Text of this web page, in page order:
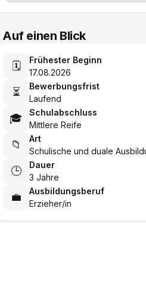
Auf einen Blick
🗓️
Frühester Beginn
17.08.2026
⏳
Bewerbungsfrist
Laufend
🎓
Schulabschluss
Mittlere Reife
📁
Art
Schulische und duale
🕒
Dauer
3 Jahre
💼
Ausbildungsberuf
Erzieher/in